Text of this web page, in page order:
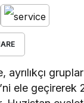
ayrılıkçı
ele geçirerek